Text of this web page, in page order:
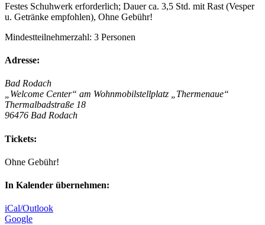
Festes Schuhwerk erforderlich; Dauer ca. 3,5 Std. mit Rast (Vesper
u. Getränke empfohlen), Ohne Gebühr!
Mindestteilnehmerzahl: 3 Personen
Adresse:
Bad Rodach
„Welcome Center“ am Wohnmobilstellplatz „Thermenaue“
Thermalbadstraße 18
96476 Bad Rodach
Tickets:
Ohne Gebühr!
In Kalender übernehmen:
iCal/Outlook
Google